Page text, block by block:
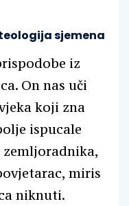
sjemena
iz
On nas uči
koji zna
ispucale
zemljoradnika,
miris
niknuti.